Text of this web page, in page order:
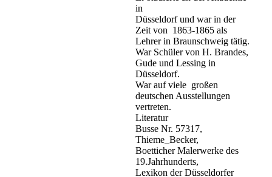
in
Düsseldorf und war in der
Zeit von 1863-1865 als
Lehrer in Braunschweig tätig.
War Schüler von H. Brandes,
Gude und Lessing in
Düsseldorf.
War auf viele großen
deutschen Ausstellungen
vertreten.
Literatur
Busse Nr. 57317,
Thieme_Becker,
Boetticher Malerwerke des
19.Jahrhunderts,
Lexikon der Düsseldorfer